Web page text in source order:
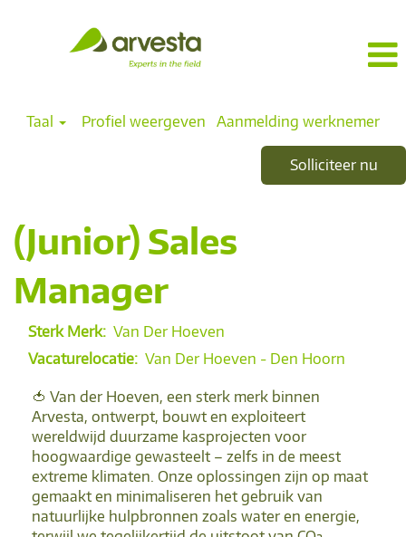
Taal Profiel weergeven Aanmelding werknemer
Solliciteer nu
(Junior) Sales
Manager
Sterk Merk: Van Der Hoeven
Vacaturelocatie: Van Der Hoeven - Den Hoorn
🍅 Van der Hoeven, een sterk merk binnen
Arvesta, ontwerpt, bouwt en exploiteert
wereldwijd duurzame kasprojecten voor
hoogwaardige gewasteelt – zelfs in de meest
extreme klimaten. Onze oplossingen zijn op maat
gemaakt en minimaliseren het gebruik van
natuurlijke hulpbronnen zoals water en energie,